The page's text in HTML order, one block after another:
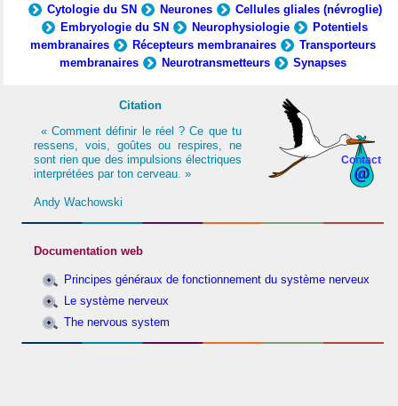
Cytologie du SN
Neurones
Cellules gliales (névroglie)
Embryologie du SN
Neurophysiologie
Potentiels
membranaires
Récepteurs membranaires
Transporteurs
membranaires
Neurotransmetteurs Synapses
Contact
Citation
« Comment définir le réel ? Ce que tu
ressens, vois, goûtes ou respires, ne
sont rien que des impulsions électriques
interprétées par ton cerveau. »
Andy Wachowski
Documentation web
Principes généraux de fonctionnement du système nerveux
Le système nerveux
The nervous system